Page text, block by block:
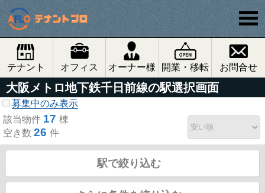
テナント オフィス オーナー様 開業・移転 お問合せ
大阪メトロ地下鉄千日前線の駅選択画面
募集中のみ表示
該当物件 17 棟
空き数 26 件
駅で絞り込む